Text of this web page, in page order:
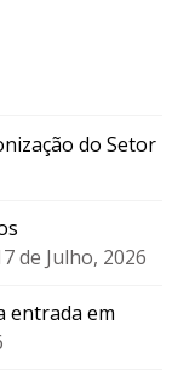
do Setor
de Julho, 2026
entrada em